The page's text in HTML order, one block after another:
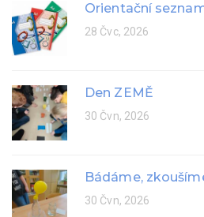
Orientační
28 Čvc, 2026
Den ZEMĚ
30 Čvn, 2026
Bádáme,
30 Čvn, 2026